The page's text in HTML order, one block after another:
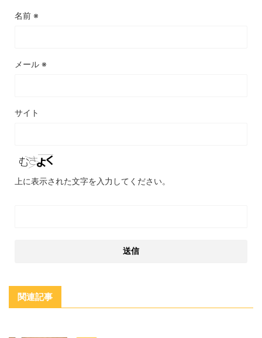
名前 ※
メール ※
サイト
上に表示された文字を入力してください。
関連記事